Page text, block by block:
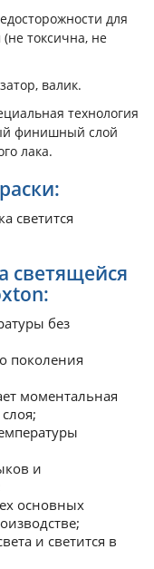
для
токсична, не
валик.
технология
финишный слой
лака.
светится
светящейся
без
поколения
моментальная
и
основных
и светится в